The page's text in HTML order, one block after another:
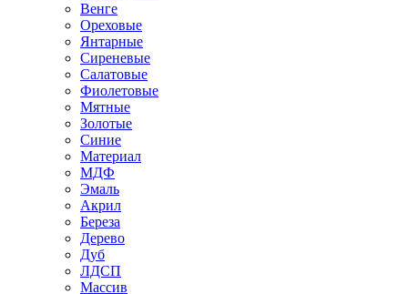
Венге
Ореховые
Янтарные
Сиреневые
Салатовые
Фиолетовые
Мятные
Золотые
Синие
Материал
МДФ
Эмаль
Акрил
Береза
Дерево
Дуб
ЛДСП
Массив